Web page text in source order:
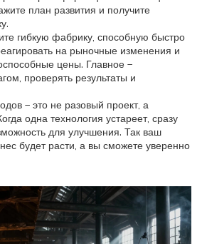
план развития и получите
гибкую фабрику, способную быстро
на рыночные изменения и
цены. Главное –
проверять результаты и
– это не разовый проект, а
одна технология устареет, сразу
для улучшения. Так ваш
будет расти, а вы сможете уверенно